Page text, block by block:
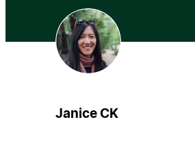
Janice CK